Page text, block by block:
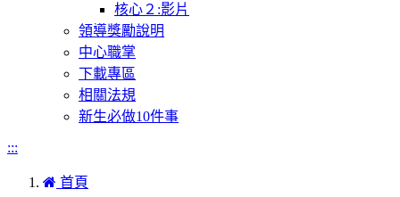
核心２:影片
領導獎勵說明
中心職掌
下載專區
相關法規
新生必做10件事
:::
首頁